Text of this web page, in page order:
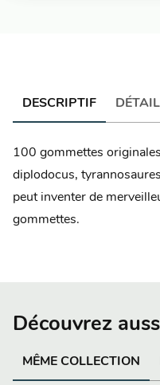
DESCRIPTIF
100 gommettes
diplodocus,
peut inventer de
gommettes.
Découvrez
MÊME COLLECTION